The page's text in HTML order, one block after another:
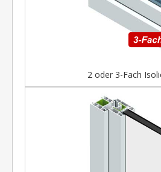
2 oder 3-Fach